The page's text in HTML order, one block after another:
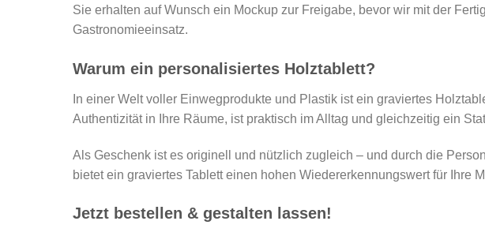
Sie erhalten auf Wunsch ein Mockup zur Freigabe, bevor wir mit der
Gastronomieeinsatz.
Warum ein personalisiertes Holztablett?
In einer Welt voller Einwegprodukte und Plastik ist ein graviertes
Authentizität in Ihre Räume, ist praktisch im Alltag und gleichzeitig ein
Als Geschenk ist es originell und nützlich zugleich – und durch die
bietet ein graviertes Tablett einen hohen Wiedererkennungswert für Ihre
Jetzt bestellen & gestalten lassen!